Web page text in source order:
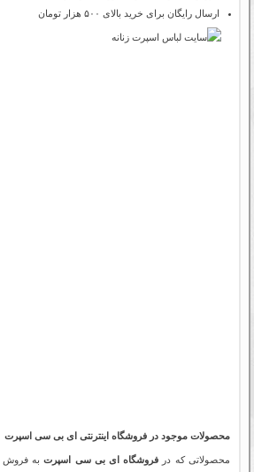
ارسال رایگان برای خرید بالای ۵۰۰ هزار تومان
محصولات موجود در فروشگاه اینترنتی ای بی سی اسپرت
محصولاتی که در فروشگاه ای بی سی اسپرتبه فروش